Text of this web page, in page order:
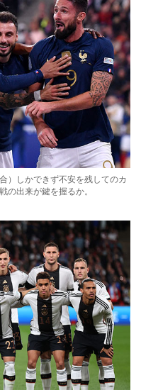
）しかできず不安を残してのカ
の出来が鍵を握るか。